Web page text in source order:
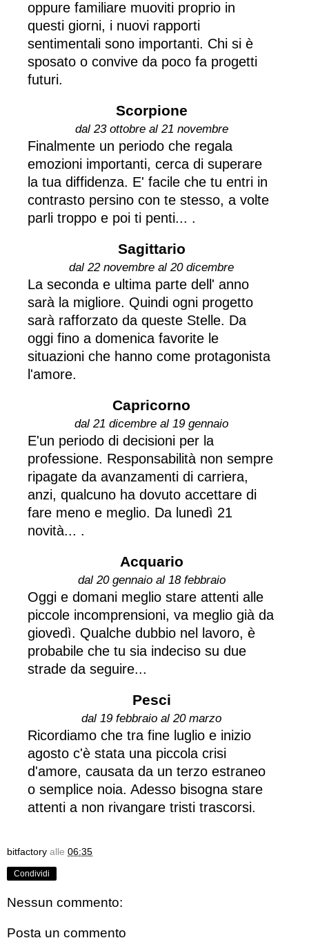
oppure familiare muoviti proprio in
questi giorni, i nuovi rapporti
sentimentali sono importanti. Chi si è
sposato o convive da poco fa progetti
futuri.
Scorpione
dal 23 ottobre al 21 novembre
Finalmente un periodo che regala
emozioni importanti, cerca di superare
la tua diffidenza. E' facile che tu entri in
contrasto persino con te stesso, a volte
parli troppo e poi ti penti... .
Sagittario
dal 22 novembre al 20 dicembre
La seconda e ultima parte dell' anno
sarà la migliore. Quindi ogni progetto
sarà rafforzato da queste Stelle. Da
oggi fino a domenica favorite le
situazioni che hanno come protagonista
l'amore.
Capricorno
dal 21 dicembre al 19 gennaio
E'un periodo di decisioni per la
professione. Responsabilità non sempre
ripagate da avanzamenti di carriera,
anzi, qualcuno ha dovuto accettare di
fare meno e meglio. Da lunedì 21
novità... .
Acquario
dal 20 gennaio al 18 febbraio
Oggi e domani meglio stare attenti alle
piccole incomprensioni, va meglio già da
giovedì. Qualche dubbio nel lavoro, è
probabile che tu sia indeciso su due
strade da seguire...
Pesci
dal 19 febbraio al 20 marzo
Ricordiamo che tra fine luglio e inizio
agosto c'è stata una piccola crisi
d'amore, causata da un terzo estraneo
o semplice noia. Adesso bisogna stare
attenti a non rivangare tristi trascorsi.
bitfactory alle 06:35
Condividi
Nessun commento:
Posta un commento